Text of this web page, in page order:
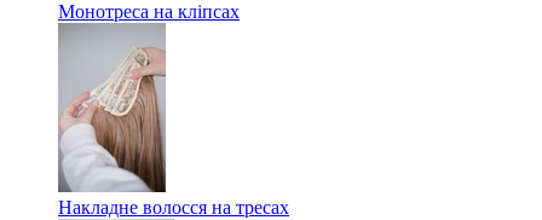
Монотреса на кліпсах
Накладне волосся на тресах